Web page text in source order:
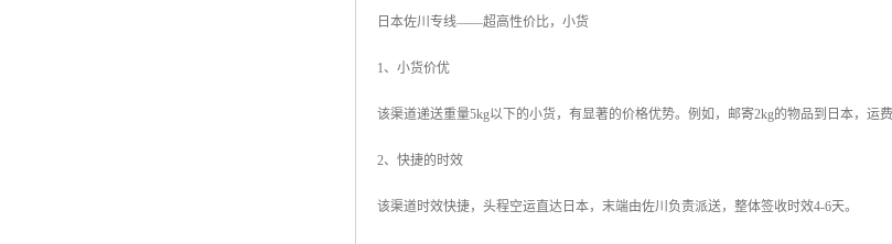
日本佐川专线——超高性价比，小货
1、小货价优
该渠道递送重量5kg以下的小货，有显著的价格优势。例如，邮寄2kg的物品到日本，运
2、快捷的时效
该渠道时效快捷，头程空运直达日本，末端由佐川负责派送，整体签收时效4-6天。